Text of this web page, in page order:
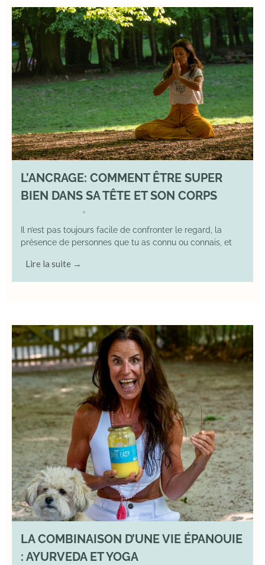
L’ANCRAGE: COMMENT ÊTRE SUPER
BIEN DANS SA TÊTE ET SON CORPS
•
Il n’est pas toujours facile de confronter le regard, la
présence de personnes que tu as connu ou connais, et
Lire la suite →
LA COMBINAISON D’UNE VIE ÉPANOUIE
: AYURVEDA ET YOGA